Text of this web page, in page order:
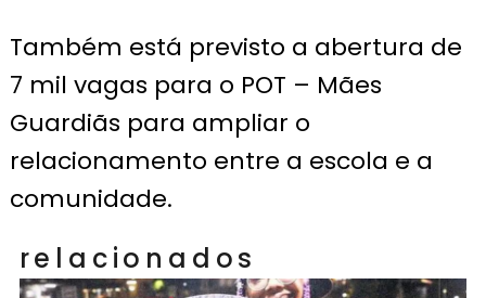
Também está previsto a abertura de
7 mil vagas para o POT – Mães
Guardiãs para ampliar o
relacionamento entre a escola e a
comunidade.
relacionados